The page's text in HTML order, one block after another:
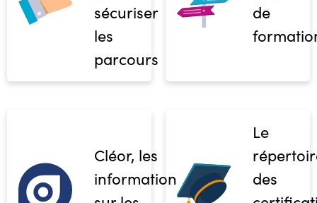
sécuriser
les
parcours
de
Cléor, les
informations
Le
des